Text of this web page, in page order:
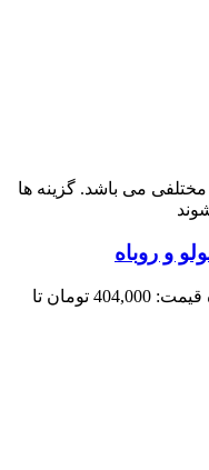
می باشد. گزینه ها
و روباه
محدوده قیمت: 404,000 تومان تا